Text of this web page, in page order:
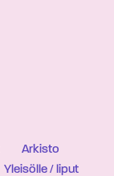
Arkisto
Yleisölle / liput